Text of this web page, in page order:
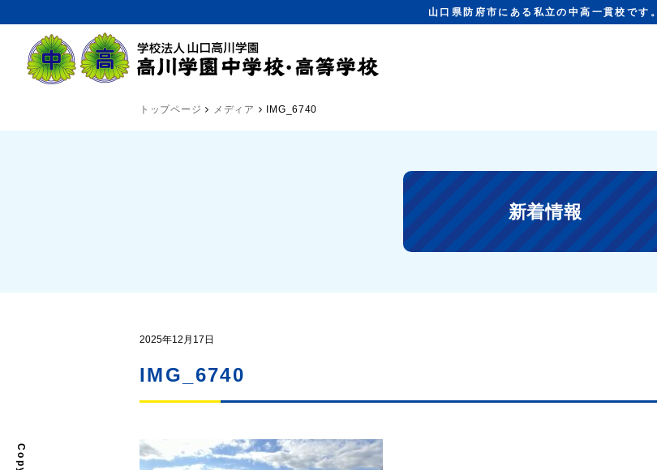
山口県防府市にある私立の中高一貫校です。
トップページ メディア IMG_6740
新着情報
2025年12月17日
IMG_6740